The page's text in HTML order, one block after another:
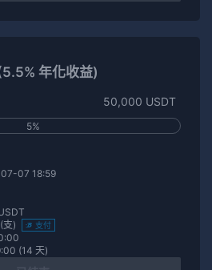
年化收益)
50,000 USDT
5%
07 18:59
支)
支付
(14 天)